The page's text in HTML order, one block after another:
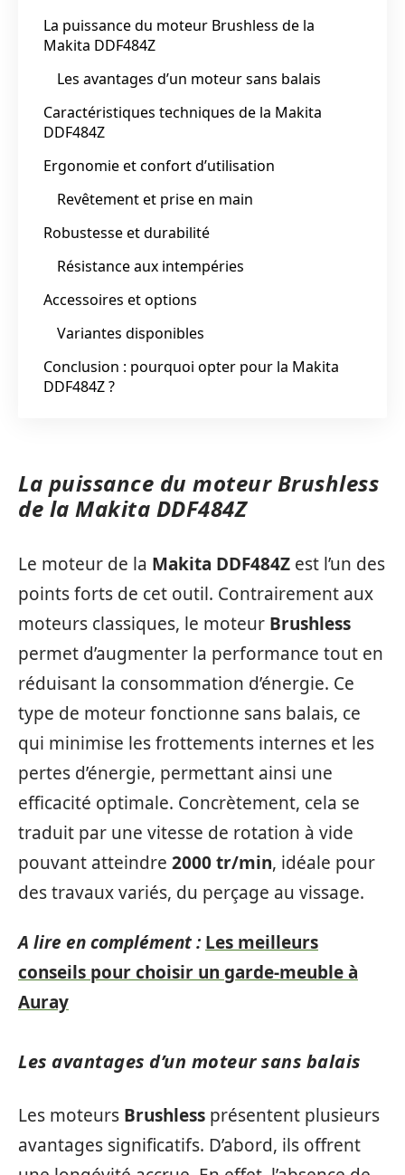
La puissance du moteur Brushless de la
Makita DDF484Z
Les avantages d’un moteur sans balais
Caractéristiques techniques de la Makita
DDF484Z
Ergonomie et confort d’utilisation
Revêtement et prise en main
Robustesse et durabilité
Résistance aux intempéries
Accessoires et options
Variantes disponibles
Conclusion : pourquoi opter pour la Makita
DDF484Z ?
La puissance du moteur Brushless
de la Makita DDF484Z
Le moteur de la Makita DDF484Z est l’un des
points forts de cet outil. Contrairement aux
moteurs classiques, le moteur Brushless
permet d’augmenter la performance tout en
réduisant la consommation d’énergie. Ce
type de moteur fonctionne sans balais, ce
qui minimise les frottements internes et les
pertes d’énergie, permettant ainsi une
efficacité optimale. Concrètement, cela se
traduit par une vitesse de rotation à vide
pouvant atteindre 2000 tr/min, idéale pour
des travaux variés, du perçage au vissage.
A lire en complément : Les meilleurs
conseils pour choisir un garde-meuble à
Auray
Les avantages d’un moteur sans balais
Les moteurs Brushless présentent plusieurs
avantages significatifs. D’abord, ils offrent